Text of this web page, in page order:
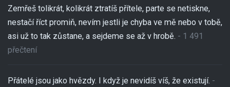
Zemřeš tolikrát, kolikrát ztratíš přítele, parte se netiskne,
nestačí říct promiň, nevím jestli je chyba ve mě nebo v tobě,
asi už to tak zůstane, a sejdeme se až v hrobě. - 1 491
přečtení
Přátelé jsou jako hvězdy. I když je nevidíš víš, že existují. -